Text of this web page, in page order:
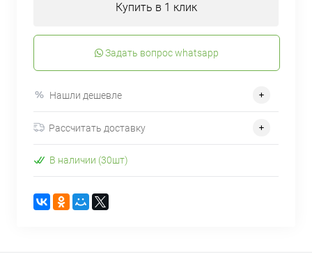
Купить в 1 клик
Задать вопрос whatsapp
Нашли дешевле
Рассчитать доставку
В наличии (30шт)